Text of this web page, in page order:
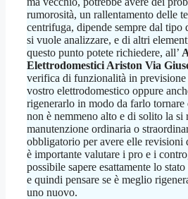
rumorosità, un rallentamento delle
centrifuga, dipende sempre dal tipo
si vuole analizzare, e di altri
questo punto potete richiedere, all’
Elettrodomestici Ariston Via
verifica di funzionalità in previsione
vostro elettrodomestico oppure
rigenerarlo in modo da farlo
non è nemmeno alto e di solito la si
manutenzione ordinaria o
obbligatorio per avere elle
è importante valutare i pro e i
possibile sapere esattamente lo
e quindi pensare se è meglio
uno nuovo.